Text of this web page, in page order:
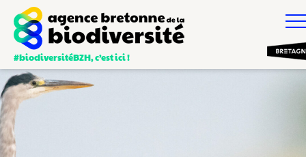
#biodiversitéBZH, c’est ici !